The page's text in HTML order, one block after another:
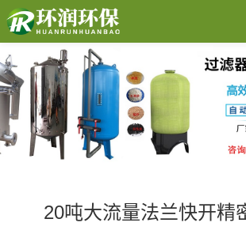
20吨大流量法兰快开精